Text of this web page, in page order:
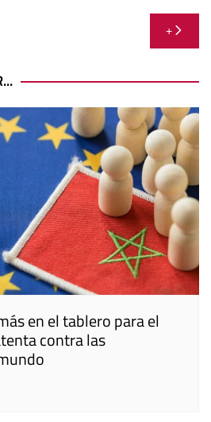
+
en el tablero para el
contra las